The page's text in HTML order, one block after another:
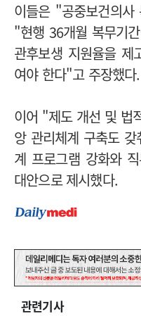
이들은 "공중보건의
"현행 36개월 복무기
관후보생 지원율을
여야 한다"고 주장했다.
이어 "제도 개선 및 법
앙 관리체계 구축도
계 프로그램 강화와
대안으로 제시했다.
관련기사